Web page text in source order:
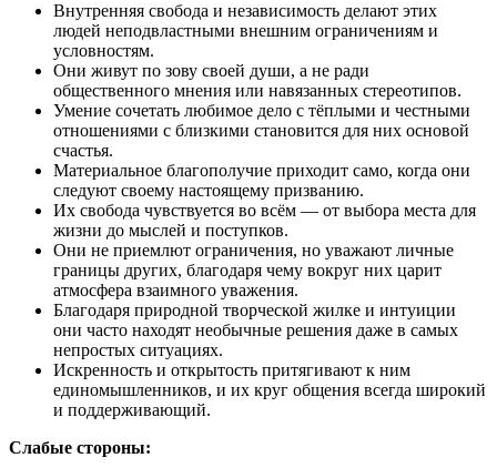
Внутренняя свобода и независимость делают этих
людей неподвластными внешним ограничениям и
условностям.
Они живут по зову своей души, а не ради
общественного мнения или навязанных стереотипов.
Умение сочетать любимое дело с тёплыми и честными
отношениями с близкими становится для них основой
счастья.
Материальное благополучие приходит само, когда они
следуют своему настоящему призванию.
Их свобода чувствуется во всём — от выбора места для
жизни до мыслей и поступков.
Они не приемлют ограничения, но уважают личные
границы других, благодаря чему вокруг них царит
атмосфера взаимного уважения.
Благодаря природной творческой жилке и интуиции
они часто находят необычные решения даже в самых
непростых ситуациях.
Искренность и открытость притягивают к ним
единомышленников, и их круг общения всегда широкий
и поддерживающий.
Слабые стороны: